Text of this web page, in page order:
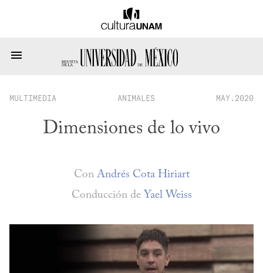
MULTIMEDIA ANIMALES MAY.2020
Dimensiones de lo vivo
Con Andrés Cota Hiriart
Conducción de Yael Weiss